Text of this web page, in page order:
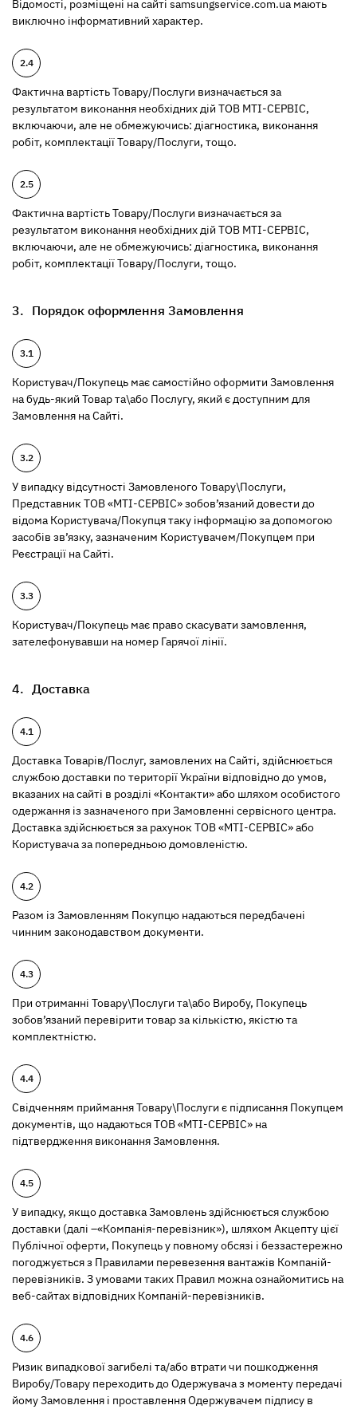
Відомості, розміщені на сайті samsungservice.com.ua мають
виключно інформативний характер.
Фактична вартість Товару/Послуги визначається за
результатом виконання необхідних дій ТОВ МТІ-СЕРВІС,
включаючи, але не обмежуючись: діагностика, виконання
робіт, комплектації Товару/Послуги, тощо.
Фактична вартість Товару/Послуги визначається за
результатом виконання необхідних дій ТОВ МТІ-СЕРВІС,
включаючи, але не обмежуючись: діагностика, виконання
робіт, комплектації Товару/Послуги, тощо.
Порядок оформлення Замовлення
Користувач/Покупець має самостійно оформити Замовлення
на будь-який Товар та\або Послугу, який є доступним для
Замовлення на Сайті.
У випадку відсутності Замовленого Товару\Послуги,
Представник ТОВ «МТІ-СЕРВІС» зобов’язаний довести до
відома Користувача/Покупця таку інформацію за допомогою
засобів зв’язку, зазначеним Користувачем/Покупцем при
Реєстрації на Сайті.
Користувач/Покупець має право скасувати замовлення,
зателефонувавши на номер Гарячої лінії.
Доставка
Доставка Товарів/Послуг, замовлених на Сайті, здійснюється
службою доставки по території України відповідно до умов,
вказаних на сайті в розділі «Контакти» або шляхом особистого
одержання із зазначеного при Замовленні сервісного центра.
Доставка здійснюється за рахунок ТОВ «МТІ-СЕРВІС» або
Користувача за попередньою домовленістю.
Разом із Замовленням Покупцю надаються передбачені
чинним законодавством документи.
При отриманні Товару\Послуги та\або Виробу, Покупець
зобов’язаний перевірити товар за кількістю, якістю та
комплектністю.
Свідченням приймання Товару\Послуги є підписання Покупцем
документів, що надаються ТОВ «МТІ-СЕРВІС» на
підтвердження виконання Замовлення.
У випадку, якщо доставка Замовлень здійснюється службою
доставки (далі –«Компанія-перевізник»), шляхом Акцепту цієї
Публічної оферти, Покупець у повному обсязі і беззастережно
погоджується з Правилами перевезення вантажів Компаній-
перевізників. З умовами таких Правил можна ознайомитись на
веб-сайтах відповідних Компаній-перевізників.
Ризик випадкової загибелі та/або втрати чи пошкодження
Виробу/Товару переходить до Одержувача з моменту передачі
йому Замовлення і проставлення Одержувачем підпису в